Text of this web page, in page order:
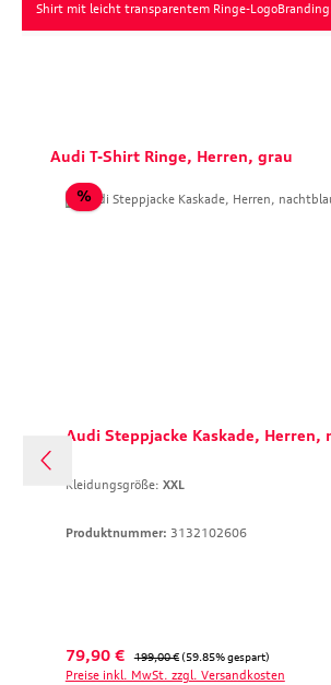
Shirt mit leicht transparentem Ringe-
Produktgalerie überspringen
Audi T-Shirt Ringe, Herren, grau
%Rabatt
Audi Steppjacke Kaskade, Herren,
Kleidungsgröße: XXL
Produktnummer: 3132102606
Verkaufspreis:
79,90 € Regulärer Preis:
199,00 € (59.85% gespart)
Preise inkl. MwSt. zzgl. Versandkosten